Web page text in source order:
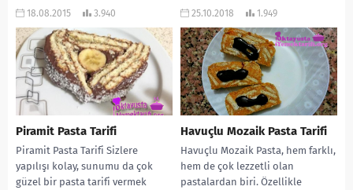
dili ile...
18.08.2015 3.940 25.10.2018 1.949
Piramit Pasta Tarifi
Piramit Pasta Tarifi Sizlere
yapılışı kolay, sunumu da çok
güzel bir pasta tarifi vermek
Havuçlu Mozaik Pasta Tarifi
Havuçlu Mozaik Pasta, hem farklı,
hem de çok lezzetli olan
pastalardan biri. Özellikle